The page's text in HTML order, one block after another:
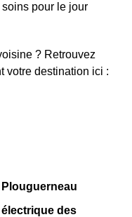
pour le jour
? Retrouvez
votre destination ici :
des